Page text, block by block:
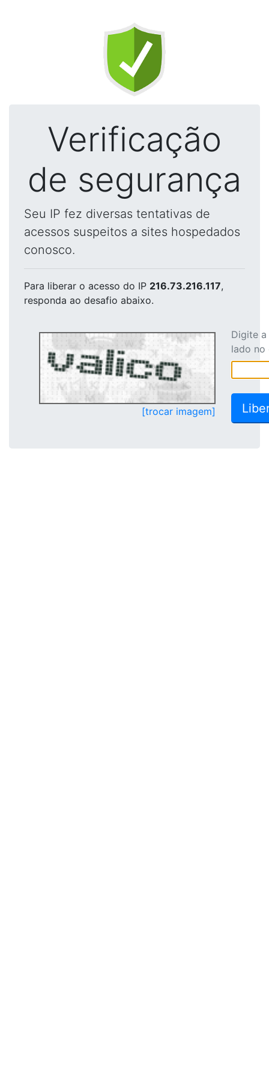
Verificação
de segurança
Seu IP fez diversas tentativas de
acessos suspeitos a sites hospedados
conosco.
Para liberar o acesso do IP 216.73.216.117,
responda ao desafio abaixo.
[trocar imagem]
Digite
lado no